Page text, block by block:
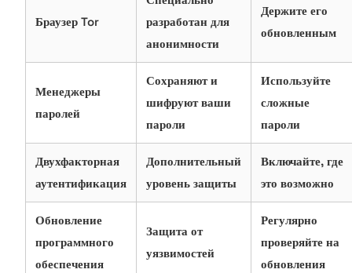
Браузер Tor
разработан для
анонимности
Держите его
обновленным
Менеджеры
паролей
Сохраняют и
шифруют ваши
пароли
Используйте
сложные
пароли
Двухфакторная
аутентификация
Дополнительный
уровень защиты
Включайте, где
это возможно
Обновление
программного
обеспечения
Защита от
уязвимостей
Регулярно
проверяйте на
обновления